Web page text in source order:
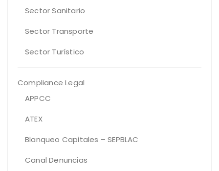
Sector Sanitario
Sector Transporte
Sector Turístico
Compliance Legal
APPCC
ATEX
Blanqueo Capitales – SEPBLAC
Canal Denuncias